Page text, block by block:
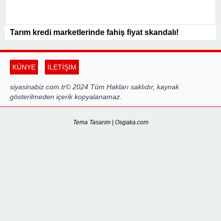
Tarım kredi marketlerinde fahiş fiyat skandalı!
KÜNYE İLETİŞİM
siyasinabiz.com.tr© 2024 Tüm Hakları saklıdır, kaynak
gösterilmeden içerik kopyalanamaz.
Tema Tasarım | Osgaka.com